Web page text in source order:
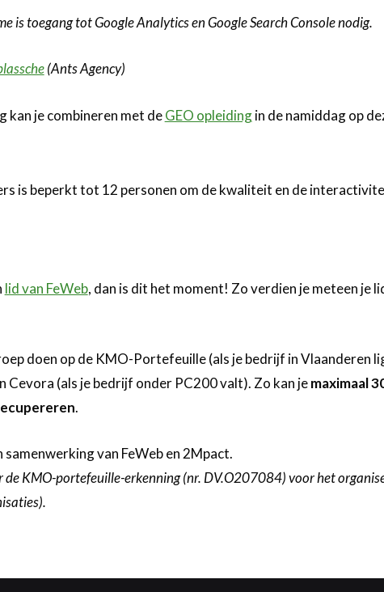
is toegang tot Google Analytics en Google Search Console nodig.
(Ants Agency)
kan je combineren met deGEO opleidingin de namiddag op
is beperkt tot 12 personen om de kwaliteit en de
lid van FeWeb, dan is dit het moment! Zo verdien je meteen je
doen op de KMO-Portefeuille (als je bedrijf in Vlaanderen
Cevora (als je bedrijf onder PC200 valt). Zo kan jemaximaal
.
samenwerking van FeWeb en 2Mpact.
de KMO-portefeuille-erkenning (nr. DV.O207084) voor het